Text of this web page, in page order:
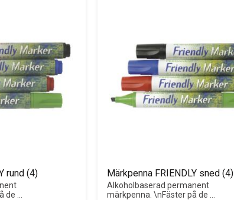
rund (4)
de
Märkpenna FRIENDLY sned (4)
Alkoholbaserad permanent
märkpenna. \nFäster på de